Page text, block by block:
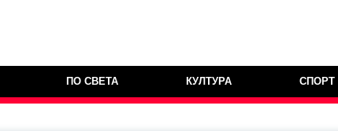
ПО СВЕТА КУЛТУРА СПОРТ